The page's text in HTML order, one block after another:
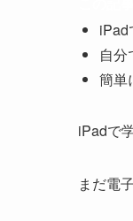
iPad
自分
簡単
iPadで
まだ電